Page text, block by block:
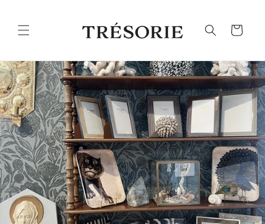
sisältöön
Ostoskori